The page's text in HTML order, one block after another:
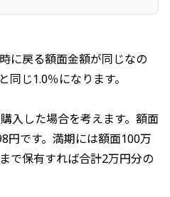
に戻る額面金額が同じなの
同じ1.0％になります。
入した場合を考えます。額面
円です。満期には額面100万
で保有すれば合計2万円分の